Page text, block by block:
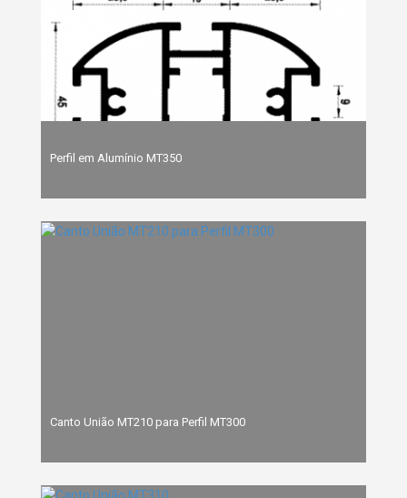
Perfil em Alumínio MT350
Canto União MT210 para Perfil MT300